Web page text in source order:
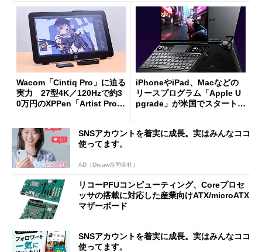
Wacom「Cintiq Pro」に迫る
実力 27型4K／120Hzで約3
0万円のXPPen「Artist Pro 2
iPhoneやiPad、Macなどの
リースプログラム「Apple U
pgrade」が米国でスタート／
ut」が明...
SNSアカウントを着実に成長。実はみんなココ
使ってます。
AD（Dreaw合同会社）
リコーPFUコンピューティング、Coreプロセ
ッサの搭載に対応した産業向けATX/microATX
マザーボード
SNSアカウントを着実に成長。実はみんなココ
使ってます。